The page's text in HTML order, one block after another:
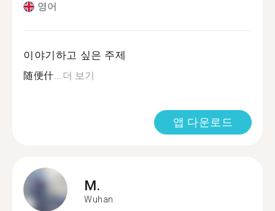
영어
이야기하고 싶은 주제
随便什...더 보기
앱 다운로드
M.
Wuhan